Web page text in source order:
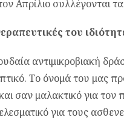
Απρίλιο συλλέγονται
του
αντιμικροβιακή
Το όνομά του μας
σαν μαλακτικό για τον
για τους